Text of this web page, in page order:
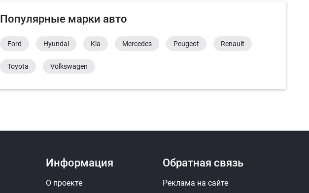
Популярные марки авто
Ford Hyundai Kia Mercedes Peugeot Renault
Toyota Volkswagen
Информация
О проекте
Обратная связь
Реклама на сайте